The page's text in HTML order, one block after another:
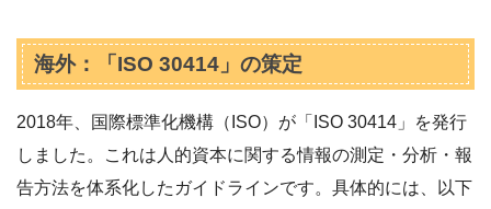
海外：「ISO 30414」の策定
2018年、国際標準化機構（ISO）が「ISO 30414」を発行
しました。これは人的資本に関する情報の測定・分析・報
告方法を体系化したガイドラインです。具体的には、以下